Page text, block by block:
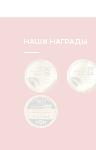
НАШИ НАГРАДЫ